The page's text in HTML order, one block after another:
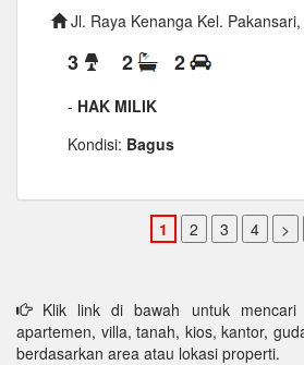
Jl. Raya Kenanga Kel. Pakansari,
3 2 2
- HAK MILIK
Kondisi: Bagus
Klik link di bawah untuk mencari
apartemen, villa, tanah, kios, kantor,
berdasarkan area atau lokasi properti.